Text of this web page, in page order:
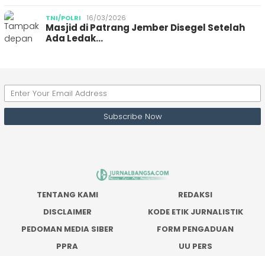
TNI/POLRI 16/03/2026
Masjid di Patrang Jember Disegel Setelah
Ada Ledak…
TENTANG KAMI
REDAKSI
DISCLAIMER
KODE ETIK JURNALISTIK
PEDOMAN MEDIA SIBER
FORM PENGADUAN
PPRA
UU PERS